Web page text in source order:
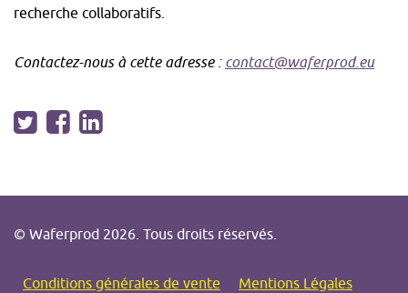
recherche collaboratifs.
Contactez-nous à cette adresse : contact@waferprod.eu
Suivez-
nousTwitter
-
dans
une
nouvelle
Facebook
-
dans
une
nouvelle
LinkedIn
-
dans
une
nouvelle
© Waferprod 2026. Tous droits réservés.
Conditions générales de vente Mentions Légales